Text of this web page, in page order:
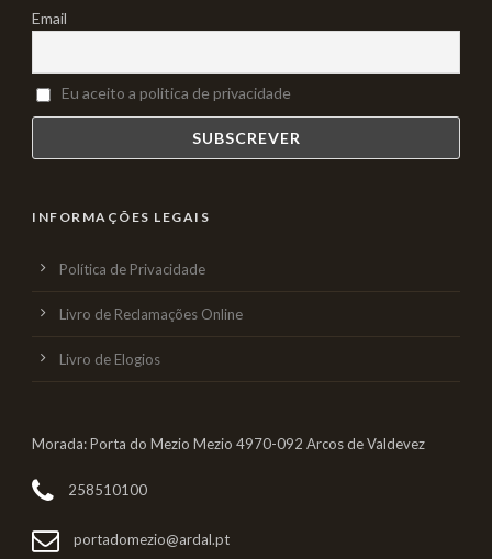
Email
Eu aceito a politica de privacidade
INFORMAÇÕES LEGAIS
Política de Privacidade
Livro de Reclamações Online
Livro de Elogios
Morada: Porta do Mezio Mezio 4970-092 Arcos de Valdevez
258510100
portadomezio@ardal.pt